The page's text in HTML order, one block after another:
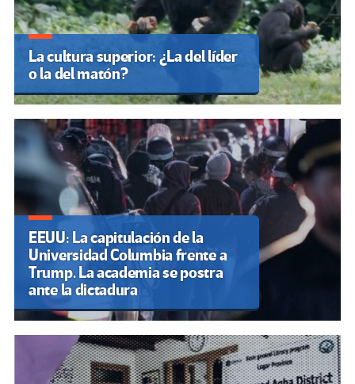
La cultura superior: ¿La del líder
o la del matón?
EEUU: La capitulación de la
Universidad Columbia frente a
Trump. La academia se postra
ante la dictadura